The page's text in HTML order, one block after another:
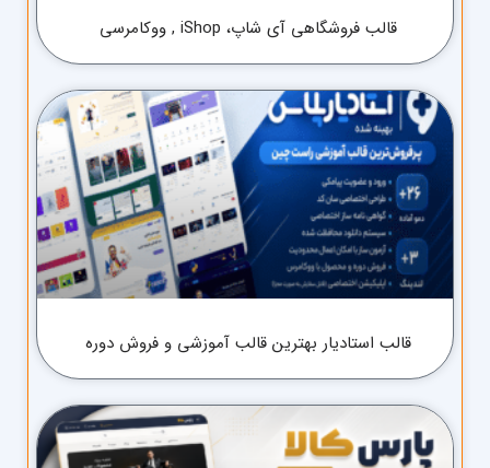
قالب فروشگاهی آی شاپ، iShop , ووکامرسی
قالب استادیار بهترین قالب آموزشی و فروش دوره